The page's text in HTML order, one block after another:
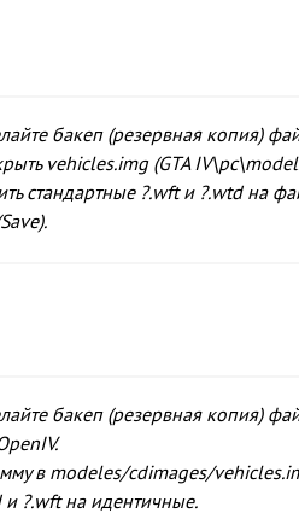
бакеп (резервная копия)
vehicles.img (GTA
стандартные ?.wft и ?.wtd на
бакеп (резервная копия)
в modeles/cdimages/
?.wft на идентичные.